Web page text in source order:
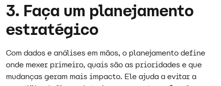
3. Faça um planejamento
estratégico
Com dados e análises em mãos, o planejamento define
onde mexer primeiro, quais são as prioridades e que
mudanças geram mais impacto. Ele ajuda a evitar a